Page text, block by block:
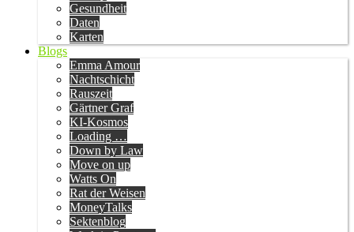
Gesundheit
Daten
Karten
Blogs
Emma Amour
Nachtschicht
Rauszeit
Gärtner Graf
KI-Kosmos
Loading …
Down by Law
Move on up
Watts On
Rat der Weisen
MoneyTalks
Sektenblog